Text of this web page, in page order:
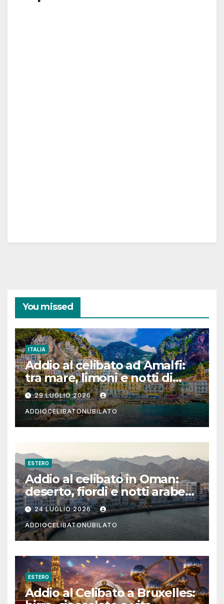
You missed
ITALIA
Addio al celibato ad Amalfi:
tra mare, limoni e notti di
festa in Costiera Amalfitana
29 LUGLIO 2026
ADDIOCELIBATONUBILATO
ESTERO
Addio al celibato in Oman:
deserto, fiordi e notti arabe
tra Muscat e Musandam
24 LUGLIO 2026
ADDIOCELIBATONUBILATO
ESTERO
Addio al Celibato a Bruxelles: